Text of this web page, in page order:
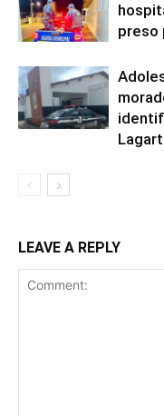
preso
LEAVE A REPLY